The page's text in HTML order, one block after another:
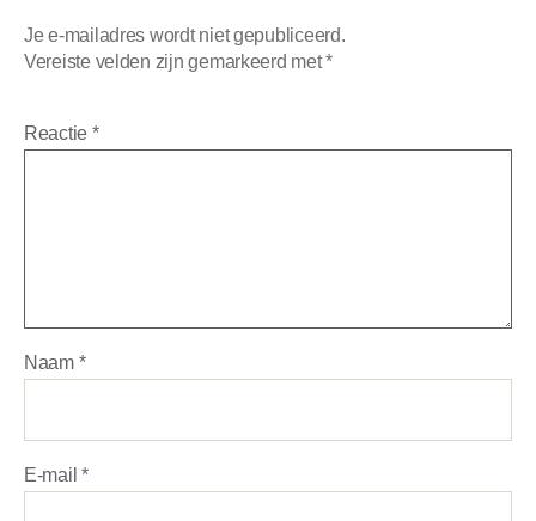
Je e-mailadres wordt niet gepubliceerd.
Vereiste velden zijn gemarkeerd met*
Reactie *
Naam *
E-mail*